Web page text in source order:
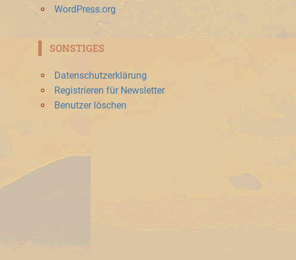
WordPress.org
SONSTIGES
Datenschutzerklärung
Registrieren für Newsletter
Benutzer löschen